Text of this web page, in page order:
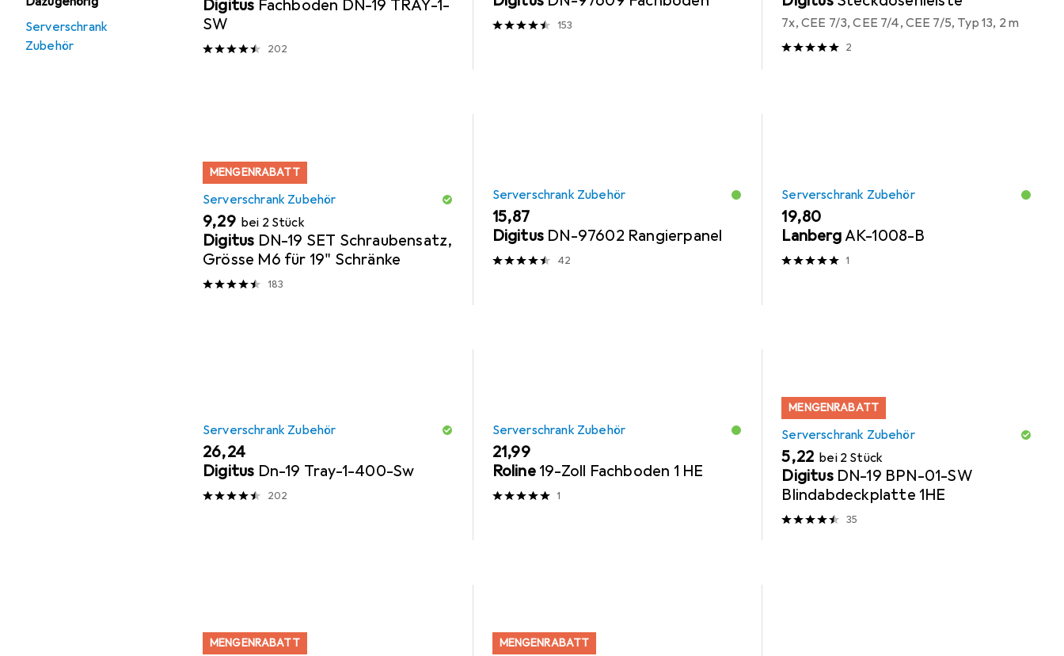
Serverschrank
Zubehör
Digitus Fachboden DN-19 TRAY-1-
SW
202
153 7x, CEE 7/3, CEE 7/4, CEE 7/5, Typ 13, 2 m
2
MENGENRABATT
Serverschrank Zubehör
EUR
9,29 bei 2 Stück
Digitus DN-19 SET Schraubensatz,
Grösse M6 für 19" Schränke
183
Serverschrank Zubehör
EUR
15,87
Digitus DN-97602 Rangierpanel
42
Serverschrank Zubehör
EUR
19,80
LanbergAK-1008-B
1
Serverschrank Zubehör
EUR
26,24
Digitus Dn-19 Tray-1-400-Sw
202
Serverschrank Zubehör
EUR
21,99
Roline 19-Zoll Fachboden 1 HE
1
MENGENRABATT
Serverschrank Zubehör
EUR
5,22 bei 2 Stück
Digitus DN-19 BPN-01-SW
Blindabdeckplatte 1HE
35
MENGENRABATT MENGENRABATT